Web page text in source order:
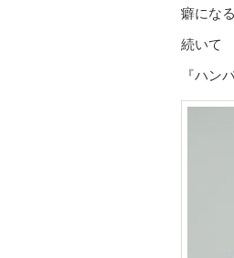
癖にな
続いて
『ハ